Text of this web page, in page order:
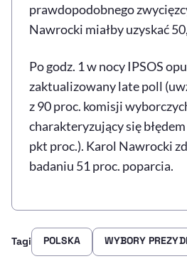
prawdopodobnego
Nawrocki miałby uzyskać
Po godz. 1 w nocy IPSOS
zaktualizowany late poll
z 90 proc. komisji
charakteryzujący się
pkt proc.). Karol Nawrocki
badaniu 51 proc. poparcia.
Tagi POLSKA WYBORY